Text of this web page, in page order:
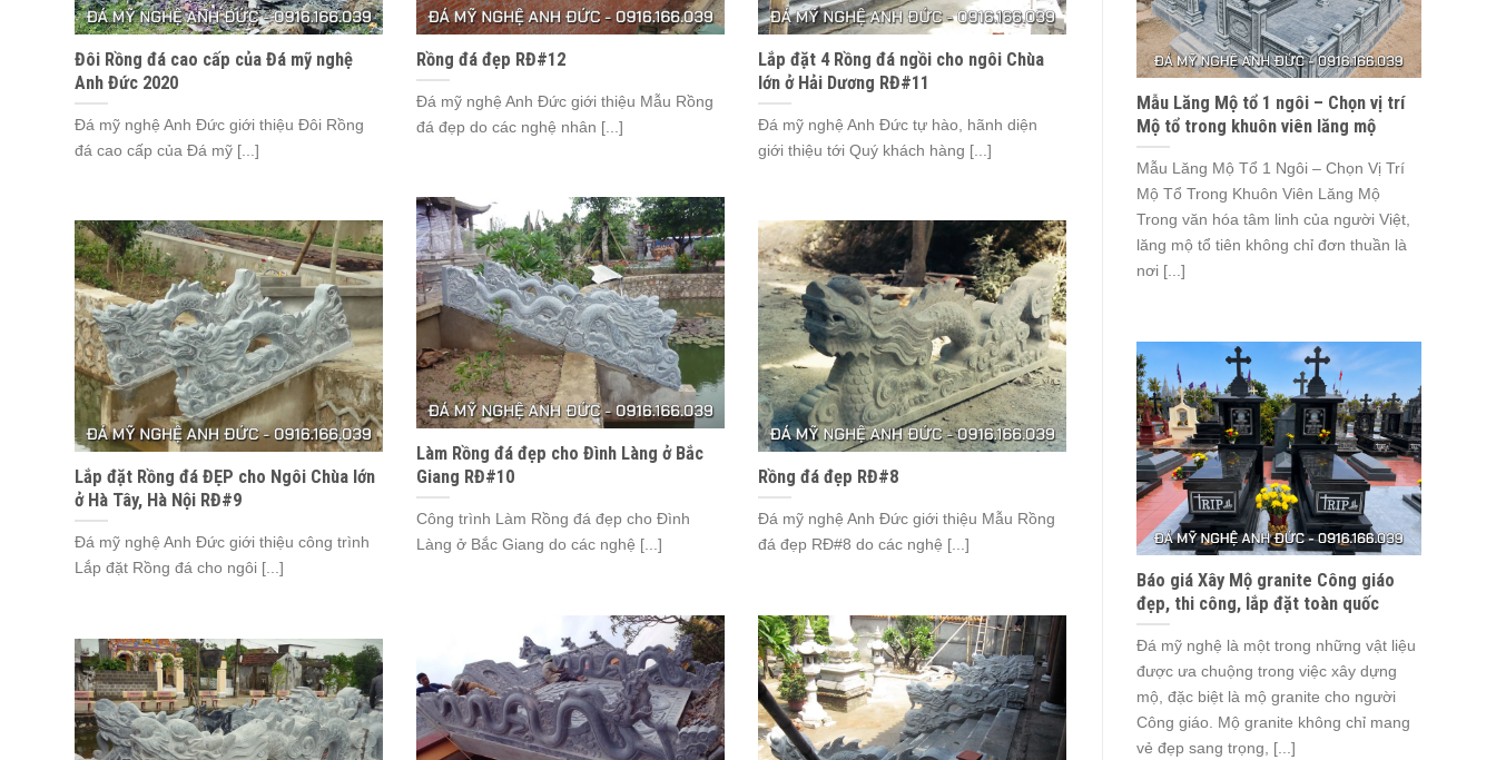
Đôi Rồng đá cao cấp của Đá mỹ nghệ
Anh Đức 2020
Đá mỹ nghệ Anh Đức giới thiệu Đôi Rồng
đá cao cấp của Đá mỹ [...]
Rồng đá đẹp RĐ#12
Đá mỹ nghệ Anh Đức giới thiệu Mẫu Rồng
đá đẹp do các nghệ nhân [...]
Lắp đặt 4 Rồng đá ngồi cho ngôi Chùa
lớn ở Hải Dương RĐ#11
Đá mỹ nghệ Anh Đức tự hào, hãnh diện
giới thiệu tới Quý khách hàng [...]
Làm Rồng đá đẹp cho Đình Làng ở Bắc
Giang RĐ#10
Công trình Làm Rồng đá đẹp cho Đình
Làng ở Bắc Giang do các nghệ [...]
Lắp đặt Rồng đá ĐẸP cho Ngôi Chùa lớn
ở Hà Tây, Hà Nội RĐ#9
Đá mỹ nghệ Anh Đức giới thiệu công trình
Lắp đặt Rồng đá cho ngôi [...]
Rồng đá đẹp RĐ#8
Đá mỹ nghệ Anh Đức giới thiệu Mẫu Rồng
đá đẹp RĐ#8 do các nghệ [...]
Mẫu Lăng Mộ tổ 1 ngôi – Chọn vị trí
Mộ tổ trong khuôn viên lăng mộ
Mẫu Lăng Mộ Tổ 1 Ngôi – Chọn Vị Trí
Mộ Tổ Trong Khuôn Viên Lăng Mộ
Trong văn hóa tâm linh của người Việt,
lăng mộ tổ tiên không chỉ đơn thuần là
nơi [...]
Báo giá Xây Mộ granite Công giáo
đẹp, thi công, lắp đặt toàn quốc
Đá mỹ nghệ là một trong những vật liệu
được ưa chuộng trong việc xây dựng
mộ, đặc biệt là mộ granite cho người
Công giáo. Mộ granite không chỉ mang
vẻ đẹp sang trọng, [...]